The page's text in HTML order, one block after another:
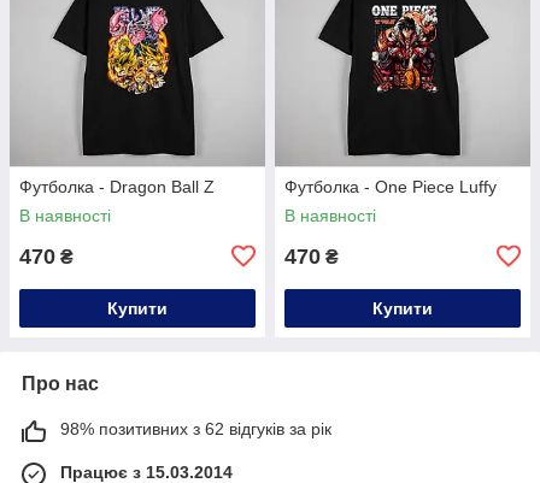
Футболка - Dragon Ball Z
В наявності
470 ₴
Купити
Футболка - One Piece Luffy
В наявності
470 ₴
Купити
Про нас
98% позитивних з 62 відгуків за рік
Працює з 15.03.2014